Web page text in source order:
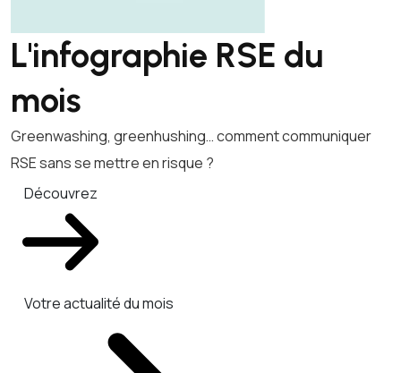
L'infographie RSE du
mois
Greenwashing, greenhushing… comment communiquer
RSE sans se mettre en risque ?
Découvrez
Votre actualité du mois